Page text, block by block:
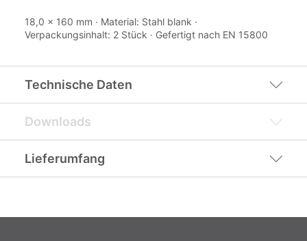
18,0 x 160 mm · Material: Stahl blank ·
Verpackungsinhalt: 2 Stück · Gefertigt nach EN 15800
Technische Daten
Downloads
Lieferumfang